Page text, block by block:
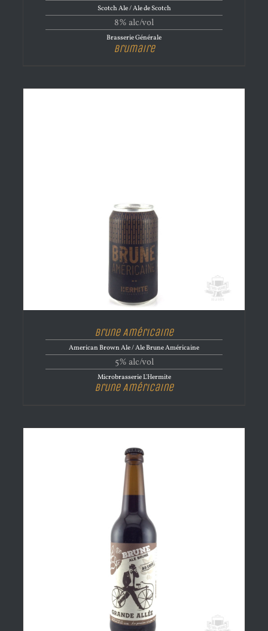
Scotch Ale / Ale de Scotch
8% alc/vol
Brasserie Générale
Brumaire
Brune Américaine
American Brown Ale / Ale Brune Américaine
5% alc/vol
Microbrasserie L'Hermite
Brune Américaine